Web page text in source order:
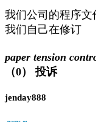
我们公司的程序
我们自己在修订
paper tension
（0）
投诉
jenday888